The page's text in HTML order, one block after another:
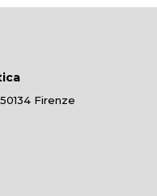
Firenze